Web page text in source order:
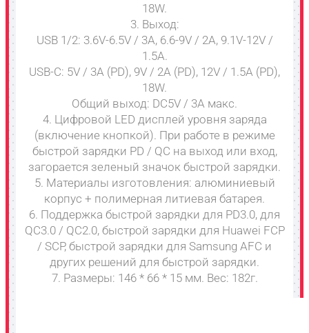
18W.
3. Выход:
USB 1/2: 3.6V-6.5V / 3A, 6.6-9V / 2A, 9.1V-12V /
1.5A.
USB-C: 5V / 3A (PD), 9V / 2A (PD), 12V / 1.5A (PD),
18W.
Общий выход: DC5V / 3A макс.
4. Цифровой LED дисплей уровня заряда
(включение кнопкой). При работе в режиме
быстрой зарядки PD / QC на выход или вход,
загорается зеленый значок быстрой зарядки.
5. Материалы изготовления: алюминиевый
корпус + полимерная литиевая батарея.
6. Поддержка быстрой зарядки для PD3.0, для
QC3.0 / QC2.0, быстрой зарядки для Huawei FCP
/ SCP, быстрой зарядки для Samsung AFC и
других решений для быстрой зарядки.
7. Размеры: 146 * 66 * 15 мм. Вес: 182г.